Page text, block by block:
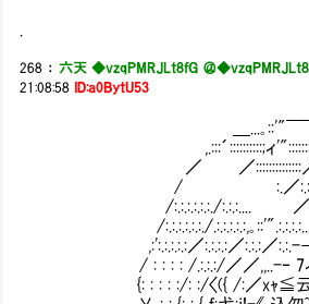
268 ： 六天 ◆vzqPMRJLt8fG ＠
21:08:58
ID:a0BytU53
＿...｡::'"￣￣::~"'' ｰ
,.:::´::::::::::;ィ
／ ／::::::::::::::／
/ :.／:.:,｡
/:.:.:.:.:.:./:.:.:.... ／ :.:.:.:.
/:.:.:.:.:.:./.:.:.:.:.:,｡
,:':.:.:.:.:／:.:.:.:／:.:.:／:.:.-―-､;:ィ/
/ : : : : /.:.:.:/／／,,..-‐ 7ィ'" ノ
{: : : : :/: :/〈({ /:／xｬ≦云ヽイ.:.:.: